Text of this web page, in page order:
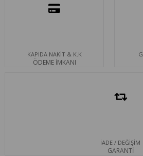
KAPIDA NAKİT & K.K
ÖDEME İMKANI
İADE / DEĞİŞİM
GARANTİ